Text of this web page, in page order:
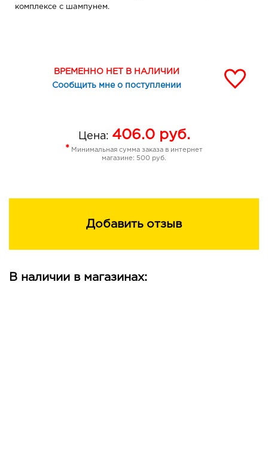
комплексе с шампунем.
ВРЕМЕННО НЕТ В НАЛИЧИИ
Сообщить мне о поступлении
Цена: 406.0руб.
* Минимальная сумма заказа в интернет
магазине: 500 руб.
Добавить отзыв
В наличии в магазинах: